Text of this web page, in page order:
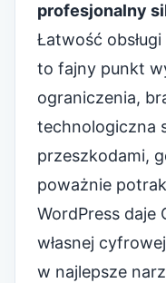
profesjonalny
Łatwość
to fajny punkt
ograniczenia,
technologiczna
przeszkodami,
poważnie
WordPress daje
własnej
w najlepsze